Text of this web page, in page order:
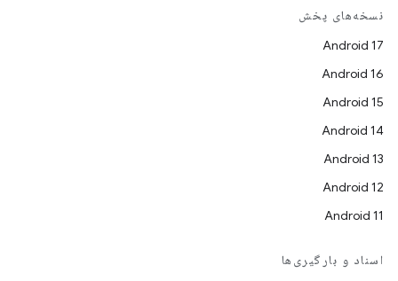
نسخه‌های پخش
Android 17
Android 16
Android 15
Android 14
Android 13
Android 12
Android 11
اسناد و بارگیری‌ها